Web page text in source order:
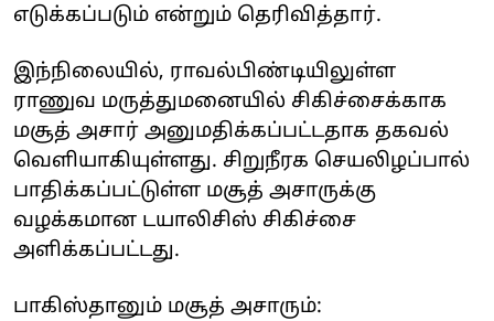
எடுக்கப்படும் என்றும் தெரிவித்தார்.
இந்நிலையில், ராவல்பிண்டியிலுள்ள
ராணுவ மருத்துமனையில் சிகிச்சைக்காக
மசூத் அசார் அனுமதிக்கப்பட்டதாக தகவல்
வெளியாகியுள்ளது. சிறுநீரக செயலிழப்பால்
பாதிக்கப்பட்டுள்ள மசூத் அசாருக்கு
வழக்கமான டயாலிசிஸ் சிகிச்சை
அளிக்கப்பட்டது.
பாகிஸ்தானும் மசூத் அசாரும்: